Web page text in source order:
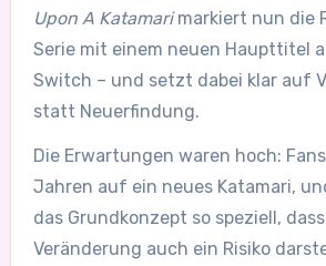
Upon A Katamarimarkiert nun die
Serie mit einem neuen Haupttitel
Switch – und setzt dabei klar auf
statt Neuerfindung.
Die Erwartungen waren hoch:
Jahren auf ein neues Katamari,
das Grundkonzept so speziell,
Veränderung auch ein Risiko